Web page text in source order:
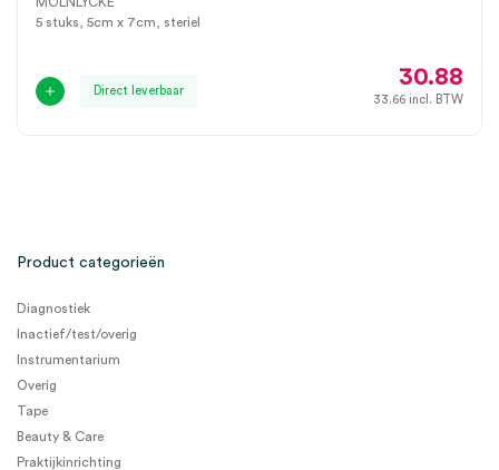
5 stuks, 5cm x 7cm, steriel
Direct leverbaar
30.88
33.66 incl. BTW
Product categorieën
Diagnostiek
Inactief/test/overig
Instrumentarium
Overig
Tape
Beauty & Care
Praktijkinrichting